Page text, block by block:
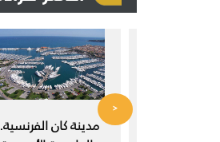
مدينة كان الفرنسية..
العاصمة الأوروبية